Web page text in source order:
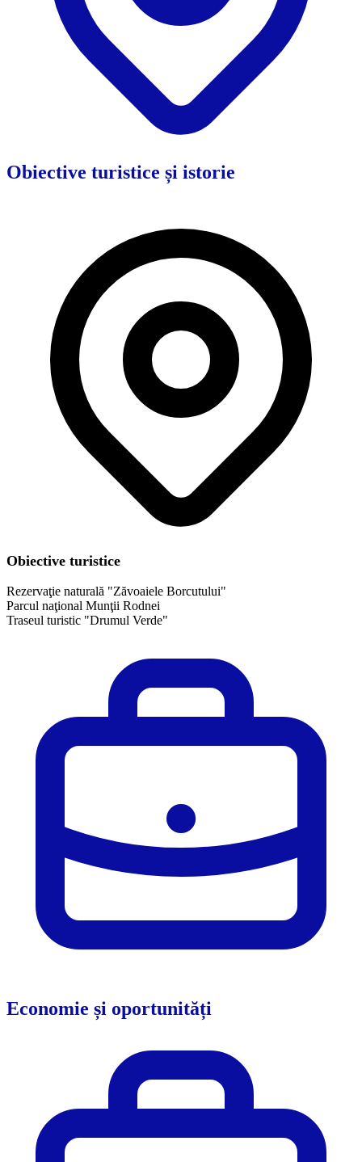
Obiective turistice și istorie
Obiective turistice
Rezervaţie naturală "Zăvoaiele Borcutului"
Parcul naţional Munţii Rodnei
Traseul turistic "Drumul Verde"
Economie și oportunități